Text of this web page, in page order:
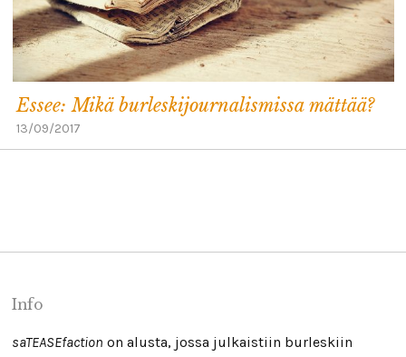
Essee: Mikä burleskijournalismissa mättää?
13/09/2017
Info
saTEASEfaction on alusta, jossa julkaistiin burleskiin